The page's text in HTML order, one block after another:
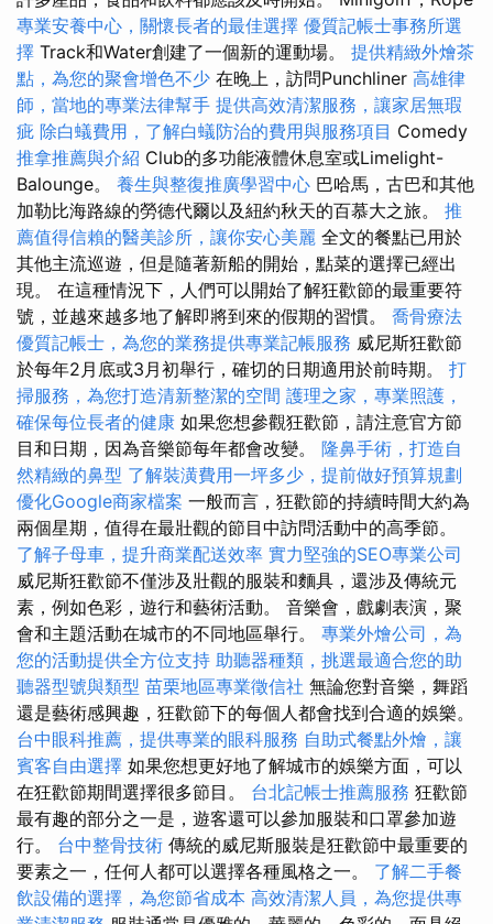
專業安養中心，關懷長者的最佳選擇 優質記帳士事務所選
擇 Track和Water創建了一個新的運動場。 提供精緻外燴茶
點，為您的聚會增色不少 在晚上，訪問Punchliner 高雄律
師，當地的專業法律幫手 提供高效清潔服務，讓家居無瑕
疵 除白蟻費用，了解白蟻防治的費用與服務項目 Comedy
推拿推薦與介紹 Club的多功能液體休息室或Limelight-
Balounge。 養生與整復推廣學習中心 巴哈馬，古巴和其他
加勒比海路線的勞德代爾以及紐約秋天的百慕大之旅。 推
薦值得信賴的醫美診所，讓你安心美麗 全文的餐點已用於
其他主流巡遊，但是隨著新船的開始，點菜的選擇已經出
現。 在這種情況下，人們可以開始了解狂歡節的最重要符
號，並越來越多地了解即將到來的假期的習慣。 喬骨療法
優質記帳士，為您的業務提供專業記帳服務 威尼斯狂歡節
於每年2月底或3月初舉行，確切的日期適用於前時期。 打
掃服務，為您打造清新整潔的空間 護理之家，專業照護，
確保每位長者的健康 如果您想參觀狂歡節，請注意官方節
目和日期，因為音樂節每年都會改變。 隆鼻手術，打造自
然精緻的鼻型 了解裝潢費用一坪多少，提前做好預算規劃
優化Google商家檔案 一般而言，狂歡節的持續時間大約為
兩個星期，值得在最壯觀的節目中訪問活動中的高季節。
了解子母車，提升商業配送效率 實力堅強的SEO專業公司
威尼斯狂歡節不僅涉及壯觀的服裝和麵具，還涉及傳統元
素，例如色彩，遊行和藝術活動。 音樂會，戲劇表演，聚
會和主題活動在城市的不同地區舉行。 專業外燴公司，為
您的活動提供全方位支持 助聽器種類，挑選最適合您的助
聽器型號與類型 苗栗地區專業徵信社 無論您對音樂，舞蹈
還是藝術感興趣，狂歡節下的每個人都會找到合適的娛樂。
台中眼科推薦，提供專業的眼科服務 自助式餐點外燴，讓
賓客自由選擇 如果您想更好地了解城市的娛樂方面，可以
在狂歡節期間選擇很多節目。 台北記帳士推薦服務 狂歡節
最有趣的部分之一是，遊客還可以參加服裝和口罩參加遊
行。 台中整骨技術 傳統的威尼斯服裝是狂歡節中最重要的
要素之一，任何人都可以選擇各種風格之一。 了解二手餐
飲設備的選擇，為您節省成本 高效清潔人員，為您提供專